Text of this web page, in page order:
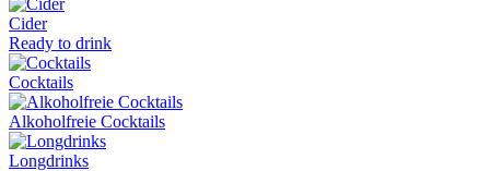
Cider
Ready to drink
Cocktails
Alkoholfreie Cocktails
Longdrinks